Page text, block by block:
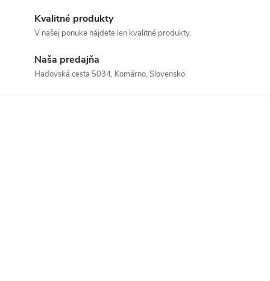
Kvalitné produkty
V našej ponuke nájdete len kvalitné produkty.
Naša predajňa
Hadovská cesta 5034, Komárno, Slovensko